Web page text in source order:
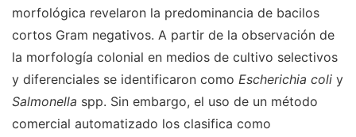
morfológica revelaron la predominancia de bacilos
cortos Gram negativos. A partir de la observación de
la morfología colonial en medios de cultivo selectivos
y diferenciales se identificaron como Escherichia coli y
Salmonella spp. Sin embargo, el uso de un método
comercial automatizado los clasifica como